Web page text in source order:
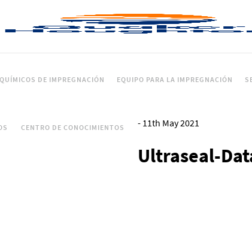
QUÍMICOS DE IMPREGNACIÓN EQUIPO PARA LA IMPREGNACIÓN
CENTRO DE CONOCIMIENTOS -11th May 2021
Ultraseal-